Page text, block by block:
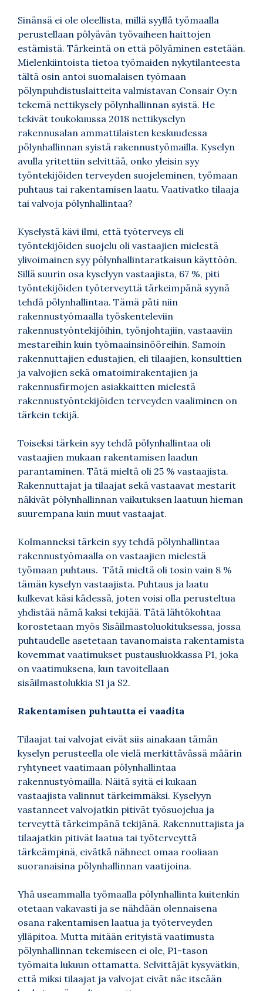
Sinänsä ei ole oleellista, millä syyllä työmaalla
perustellaan pölyävän työvaiheen haittojen
estämistä. Tärkeintä on että pölyäminen estetään.
Mielenkiintoista tietoa työmaiden nykytilanteesta
tältä osin antoi suomalaisen työmaan
pölynpuhdistuslaitteita valmistavan Consair Oy:n
tekemä nettikysely pölynhallinnan syistä. He
tekivät toukokuussa 2018 nettikyselyn
rakennusalan ammattilaisten keskuudessa
pölynhallinnan syistä rakennustyömailla. Kyselyn
avulla yritettiin selvittää, onko yleisin syy
työntekijöiden terveyden suojeleminen, työmaan
puhtaus tai rakentamisen laatu. Vaativatko tilaaja
tai valvoja pölynhallintaa?
Kyselystä kävi ilmi, että työterveys eli
työntekijöiden suojelu oli vastaajien mielestä
ylivoimainen syy pölynhallintaratkaisun käyttöön.
Sillä suurin osa kyselyyn vastaajista, 67 %, piti
työntekijöiden työterveyttä tärkeimpänä syynä
tehdä pölynhallintaa. Tämä päti niin
rakennustyömaalla työskenteleviin
rakennustyöntekijöihin, työnjohtajiin, vastaaviin
mestareihin kuin työmaainsinööreihin. Samoin
rakennuttajien edustajien, eli tilaajien, konsulttien
ja valvojien sekä omatoimirakentajien ja
rakennusfirmojen asiakkaitten mielestä
rakennustyöntekijöiden terveyden vaaliminen on
tärkein tekijä.
Toiseksi tärkein syy tehdä pölynhallintaa oli
vastaajien mukaan rakentamisen laadun
parantaminen. Tätä mieltä oli 25 % vastaajista.
Rakennuttajat ja tilaajat sekä vastaavat mestarit
näkivät pölynhallinnan vaikutuksen laatuun hieman
suurempana kuin muut vastaajat.
Kolmanneksi tärkein syy tehdä pölynhallintaa
rakennustyömaalla on vastaajien mielestä
työmaan puhtaus. Tätä mieltä oli tosin vain 8 %
tämän kyselyn vastaajista. Puhtaus ja laatu
kulkevat käsi kädessä, joten voisi olla perusteltua
yhdistää nämä kaksi tekijää. Tätä lähtökohtaa
korostetaan myös Sisäilmastoluokituksessa, jossa
puhtaudelle asetetaan tavanomaista rakentamista
kovemmat vaatimukset pustausluokkassa P1, joka
on vaatimuksena, kun tavoitellaan
sisäilmastolukkia S1 ja S2.
Rakentamisen puhtautta ei vaadita
Tilaajat tai valvojat eivät siis ainakaan tämän
kyselyn perusteella ole vielä merkittävässä määrin
ryhtyneet vaatimaan pölynhallintaa
rakennustyömailla. Näitä syitä ei kukaan
vastaajista valinnut tärkeimmäksi. Kyselyyn
vastanneet valvojatkin pitivät työsuojelua ja
terveyttä tärkeimpänä tekijänä. Rakennuttajista ja
tilaajatkin pitivät laatua tai työterveyttä
tärkeämpinä, eivätkä nähneet omaa rooliaan
suoranaisina pölynhallinnan vaatijoina.
Yhä useammalla työmaalla pölynhallinta kuitenkin
otetaan vakavasti ja se nähdään olennaisena
osana rakentamisen laatua ja työterveyden
ylläpitoa. Mutta mitään erityistä vaatimusta
pölynhallinnan tekemiseen ei ole, P1-tason
työmaita lukuun ottamatta. Selvittäjät kysyvätkin,
että miksi tilaajat ja valvojat eivät näe itseään